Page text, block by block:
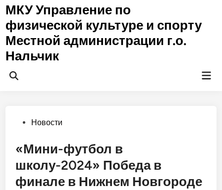
Перейти
содержимому
МКУ Управление по
физической культуре и спорту
Местной администрации г.о.
Нальчик
Открыть
Опубликовано
Новости
«Мини-футбол в
школу-2024» Победа в
финале в Нижнем Новгороде